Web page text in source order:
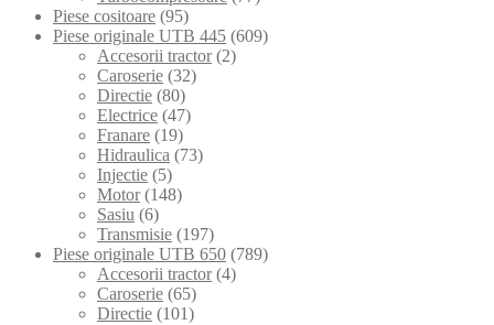
Piese cositoare (95)
Piese originale UTB 445 (609)
Accesorii tractor (2)
Caroserie (32)
Directie (80)
Electrice (47)
Franare (19)
Hidraulica (73)
Injectie (5)
Motor (148)
Sasiu (6)
Transmisie (197)
Piese originale UTB 650 (789)
Accesorii tractor (4)
Caroserie (65)
Directie (101)